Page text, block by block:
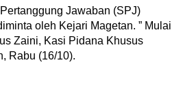
Jawaban (SPJ)
oleh Kejari Magetan. ” Mulai
Zaini, Kasi Pidana Khusus
Rabu (16/10).